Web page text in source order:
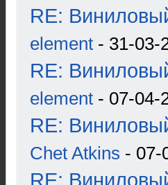
RE:
element - 31-03-
RE:
element - 07-04-
RE:
Chet Atkins - 07-
RE: